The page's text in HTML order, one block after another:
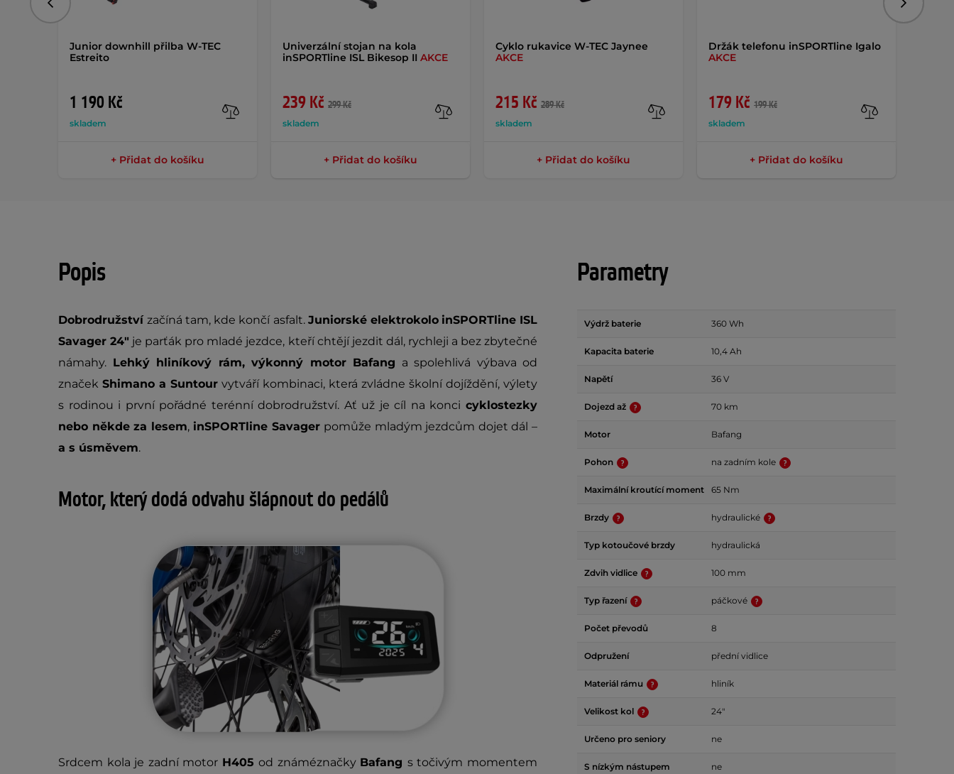
Junior downhill přilba W-TEC
Estreito
1 190 Kč
skladem
+ Přidat do košíku
Univerzální stojan na kola
inSPORTline ISL Bikesop II AKCE
239 Kč 299 Kč
skladem
+ Přidat do košíku
Cyklo rukavice W-TEC Jaynee
AKCE
215 Kč 289 Kč
skladem
+ Přidat do košíku
Držák telefonu inSPORTline Igalo
AKCE
179 Kč 199 Kč
skladem
+ Přidat do košíku
Předchozí
Popis
Dobrodružstvízačíná tam, kde končí asfalt. Juniorské elektrokolo inSPORTline ISL
Savager 24" je parťák pro mladé jezdce, kteří chtějí jezdit dál, rychleji a bez zbytečné
námahy. Lehký hliníkový rám, výkonný motor Bafang a spolehlivá výbava od
značek Shimano a Suntour vytváří kombinaci, která zvládne školní dojíždění, výlety
s rodinou i první pořádné terénní dobrodružství. Ať už je cíl na konci cyklostezky
nebo někde za lesem,inSPORTline Savager pomůže mladým jezdcům dojet dál –
a s úsměvem.
Motor, který dodá odvahu šlápnout do pedálů
Srdcem kola je zadní motor H405od známéznačky Bafang s točivým momentem
Parametry
Výdrž baterie 360 Wh
Kapacita baterie 10,4 Ah
Napětí 36 V
Dojezd až 70 km
Motor Bafang
Pohon na zadním kole
Maximální kroutící moment 65 Nm
Brzdy hydraulické
Typ kotoučové brzdy hydraulická
Zdvih vidlice 100 mm
Typ řazení páčkové
Počet převodů 8
Odpružení přední vidlice
Materiál rámu hliník
Velikost kol 24"
Určeno pro seniory ne
S nízkým nástupem ne